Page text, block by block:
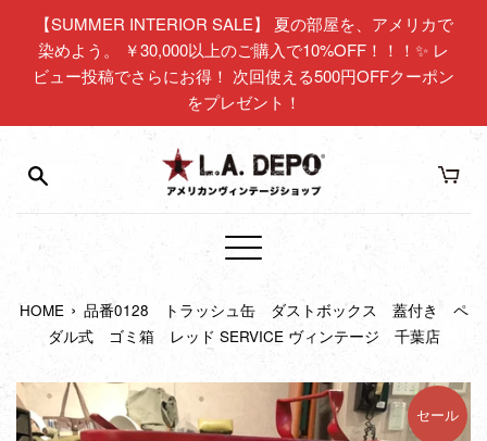
【SUMMER INTERIOR SALE】 夏の部屋を、アメリカで
染めよう。 ￥30,000以上のご購入で10%OFF！！！✨ レ
ビュー投稿でさらにお得！ 次回使える500円OFFクーポン
をプレゼント！
メ
ュ
ー
HOME › 品番0128 トラッシュ缶 ダストボックス 蓋付き ペ
ダル式 ゴミ箱 レッド SERVICE ヴィンテージ 千葉店
セール